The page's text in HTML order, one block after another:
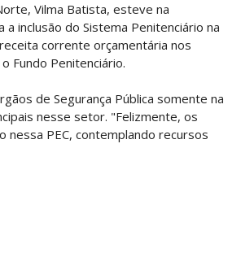
Vilma Batista, esteve na
inclusão do Sistema Penitenciário na
corrente orçamentária nos
Fundo Penitenciário.
de Segurança Pública somente na
nesse setor. "Felizmente, os
PEC, contemplando recursos